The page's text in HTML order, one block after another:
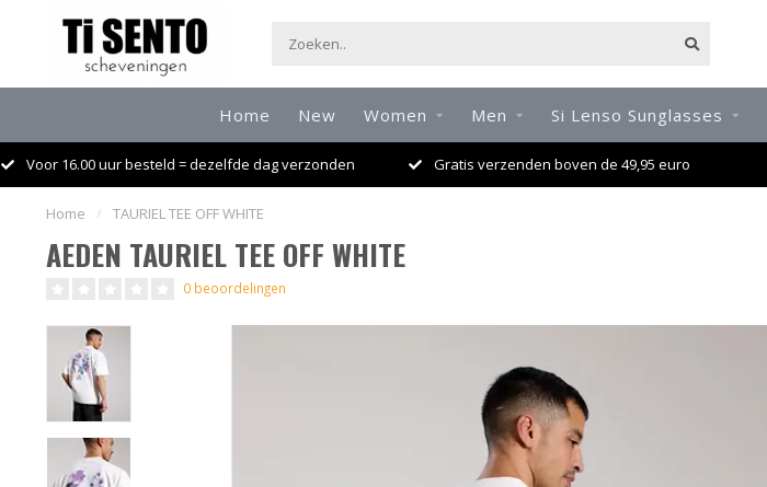
Home New Women Men Si Lenso Sunglasses
Voor 16.00 uur besteld = dezelfde dag verzonden Gratis verzenden boven de 49,95 euro
Home / TAURIEL TEE OFF WHITE
AEDEN TAURIEL TEE OFF WHITE
0 beoordelingen